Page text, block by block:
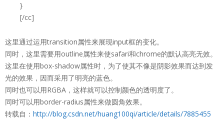
}
[/cc]
这里通过运用transition属性来展现input框的变化。
同时，这里需要用outline属性来使safari和chrome的默认高亮无效。
这里在使用box-shadow属性时，为了使其不像是阴影效果而达到发
光的效果，因而采用了明亮的蓝色。
同时也可以用RGBA，这样就可以控制颜色的透明度了。
同时可以用border-radius属性来做圆角效果。
转载自： http://blog.csdn.net/huang100qi/article/details/7885455